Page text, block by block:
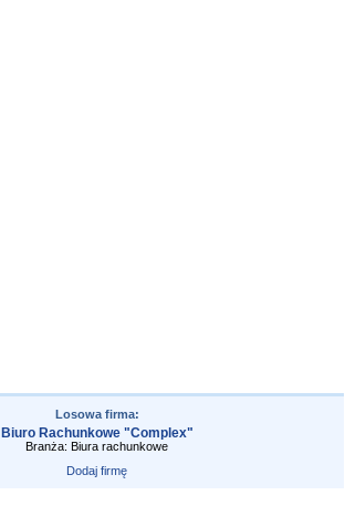
Losowa firma:
Biuro Rachunkowe "Complex"
Branża: Biura rachunkowe
Dodaj firmę